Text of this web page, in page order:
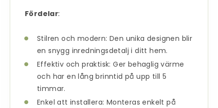
Fördelar:
Stilren och modern: Den unika designen blir
en snygg inredningsdetalj i ditt hem.
Effektiv och praktisk: Ger behaglig värme
och har en lång brinntid på upp till 5
timmar.
Enkel att installera: Monteras enkelt på